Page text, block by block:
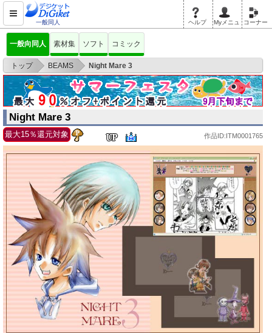
一般同人 ヘルプ Myメニュ コーナー
一般向同人 素材集 ソフト コミック
トップ > BEAMS > Night Mare 3
Night Mare 3
最大15％還元対象 作品ID:ITM0001765